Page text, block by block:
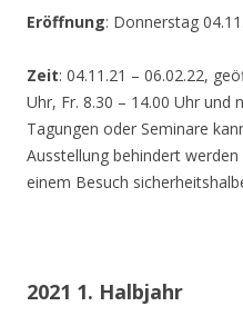
Eröffnung: Donnerstag
Zeit: 04.11.21 – 06.02.22,
Uhr, Fr. 8.30 – 14.00 Uhr und
Tagungen oder Seminare
Ausstellung behindert
einem Besuch
2021 1. Halbjahr